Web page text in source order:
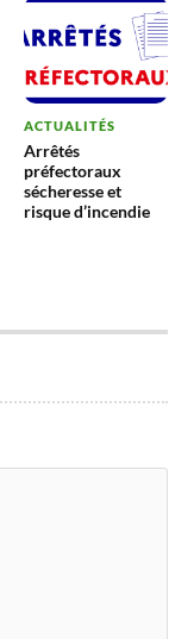
ACTUALITÉS
Arrêtés
préfectoraux
sécheresse et
risque d’incendie